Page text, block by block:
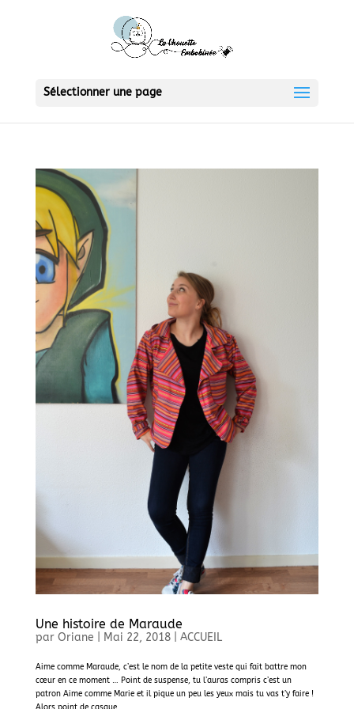
Sélectionner une page
Une histoire de Maraude
par Oriane Mai 22, 2018| ACCUEIL
Aime comme Maraude, c’est le nom de la petite veste qui fait battre mon
cœur en ce moment … Point de suspense, tu l’auras compris c’est un
patron Aime comme Marie et il pique un peu les yeux mais tu vas t’y faire !
Alors point de casque...